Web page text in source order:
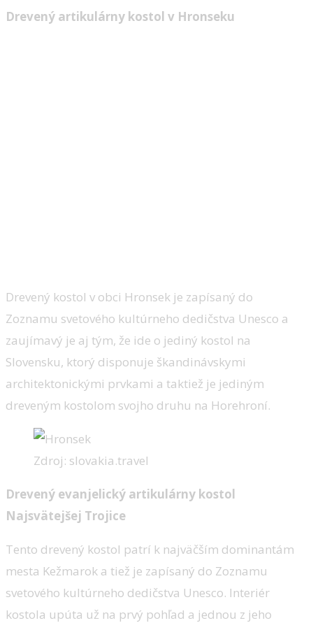
Drevený artikulárny kostol v Hronseku
Drevený kostol v obci Hronsek je zapísaný do
Zoznamu svetového kultúrneho dedičstva Unesco a
zaujímavý je aj tým, že ide o jediný kostol na
Slovensku, ktorý disponuje škandinávskymi
architektonickými prvkami a taktiež je jediným
dreveným kostolom svojho druhu na Horehroní.
Zdroj: slovakia.travel
Drevený evanjelický artikulárny kostol
Najsvätejšej Trojice
Tento drevený kostol patrí k najväčším dominantám
mesta Kežmarok a tiež je zapísaný do Zoznamu
svetového kultúrneho dedičstva Unesco. Interiér
kostola upúta už na prvý pohľad a jednou z jeho